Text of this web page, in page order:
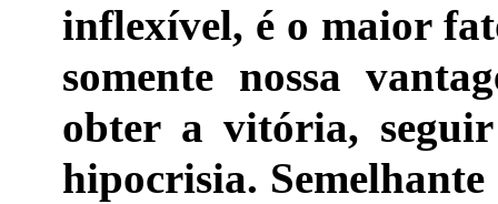
inflexível, é o maior
somente nossa
obter a vitória,
hipocrisia.